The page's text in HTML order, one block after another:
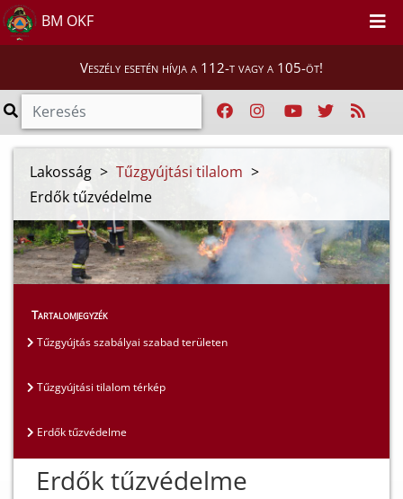
BM OKF
Veszély esetén hívja a 112-t vagy a 105-öt!
Lakosság > Tűzgyújtási tilalom >
Erdők tűzvédelme
Tartalomjegyzék
Tűzgyújtás szabályai szabad területen
Tűzgyújtási tilalom térkép
Erdők tűzvédelme
Erdők tűzvédelme